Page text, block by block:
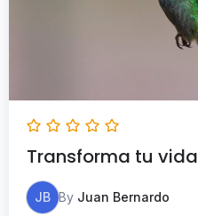
Transforma tu vida
JB By Juan Bernardo